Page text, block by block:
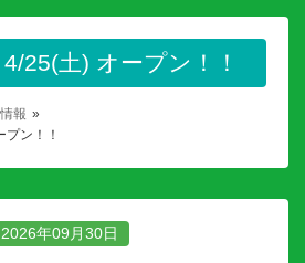
25(土) オープン！！
報
ン！！
年09月30日